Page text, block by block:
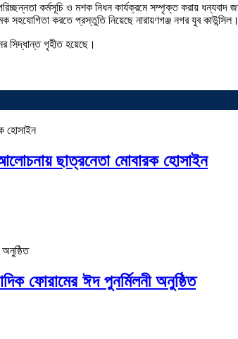
কর্মসূচি ও মশক নিধন কার্যক্রমে সম্পৃক্ত করায়
সহযোগিতা করতে প্রস্তুতি নিয়েছে নারায়ণগঞ্জ নগর যুব কাউন্সিল।
সিদ্ধান্ত গৃহীত হয়েছে।
ছাত্রনেতা মোবারক হোসাইন
ফোরামের ঈদ পুনর্মিলনী অনুষ্ঠিত